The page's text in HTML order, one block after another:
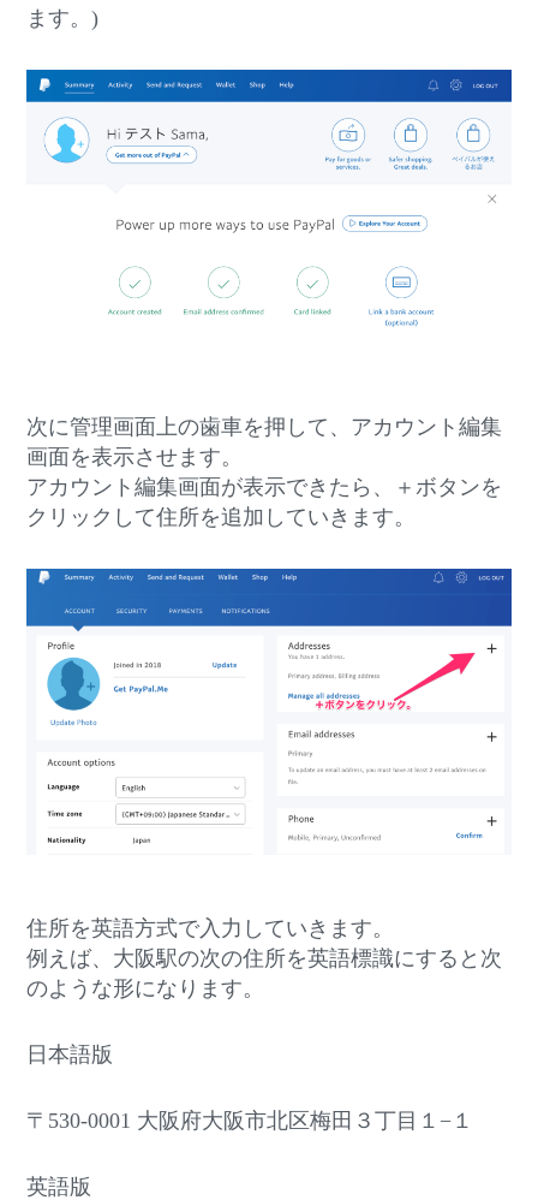
ます。)
次に管理画面上の歯車を押して、アカウント編集
画面を表示させます。
アカウント編集画面が表示できたら、＋ボタンを
クリックして住所を追加していきます。
住所を英語方式で入力していきます。
例えば、大阪駅の次の住所を英語標識にすると次
のような形になります。
日本語版
〒530-0001 大阪府大阪市北区梅田３丁目１−１
英語版